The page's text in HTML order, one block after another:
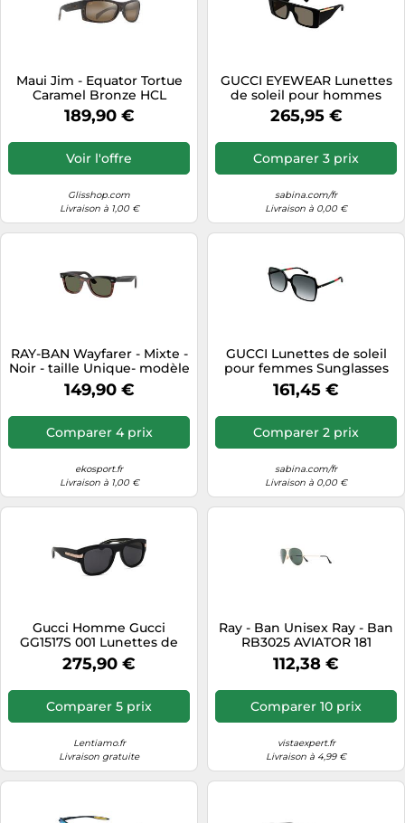
Maui Jim - Equator Tortue
Caramel Bronze HCL
Mineral SuperThin -
Lunettes de soleil
189,90 €
Voir l'offre
Glisshop.com
Livraison à 1,00 €
GUCCI EYEWEAR Lunettes
de soleil pour hommes
Sunglasses Gg1888S
265,95 €
Comparer 3 prix
sabina.com/fr
Livraison à 0,00 €
RAY-BAN Wayfarer - Mixte -
Noir - taille Unique- modèle
2026
149,90 €
Comparer 4 prix
ekosport.fr
Livraison à 1,00 €
GUCCI Lunettes de soleil
pour femmes Sunglasses
GC0544S
161,45 €
Comparer 2 prix
sabina.com/fr
Livraison à 0,00 €
Gucci Homme Gucci
GG1517S 001 Lunettes de
soleil Acétate Noir Gris
Carré
275,90 €
Comparer 5 prix
Lentiamo.fr
Livraison gratuite
Ray - Ban Unisex Ray - Ban
RB3025 AVIATOR 181
Lunettes de soleil Métal Or
G15 Pilote Normale
112,38 €
Comparer 10 prix
vistaexpert.fr
Livraison à 4,99 €